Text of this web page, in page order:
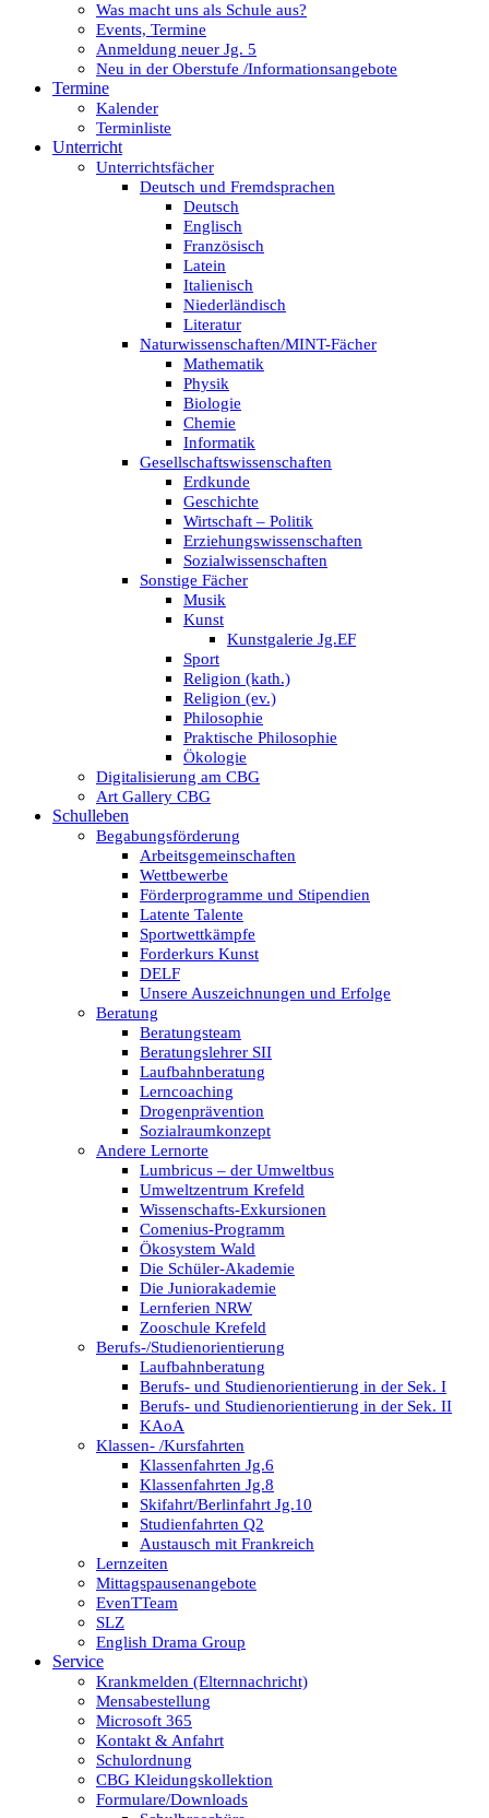
Was macht uns als Schule aus?
Events, Termine
Anmeldung neuer Jg. 5
Neu in der Oberstufe /Informationsangebote
Termine
Kalender
Terminliste
Unterricht
Unterrichtsfächer
Deutsch und Fremdsprachen
Deutsch
Englisch
Französisch
Latein
Italienisch
Niederländisch
Literatur
Naturwissenschaften/MINT-Fächer
Mathematik
Physik
Biologie
Chemie
Informatik
Gesellschaftswissenschaften
Erdkunde
Geschichte
Wirtschaft – Politik
Erziehungswissenschaften
Sozialwissenschaften
Sonstige Fächer
Musik
Kunst
Kunstgalerie Jg.EF
Sport
Religion (kath.)
Religion (ev.)
Philosophie
Praktische Philosophie
Ökologie
Digitalisierung am CBG
Art Gallery CBG
Schulleben
Begabungsförderung
Arbeitsgemeinschaften
Wettbewerbe
Förderprogramme und Stipendien
Latente Talente
Sportwettkämpfe
Forderkurs Kunst
DELF
Unsere Auszeichnungen und Erfolge
Beratung
Beratungsteam
Beratungslehrer SII
Laufbahnberatung
Lerncoaching
Drogenprävention
Sozialraumkonzept
Andere Lernorte
Lumbricus – der Umweltbus
Umweltzentrum Krefeld
Wissenschafts-Exkursionen
Comenius-Programm
Ökosystem Wald
Die Schüler-Akademie
Die Juniorakademie
Lernferien NRW
Zooschule Krefeld
Berufs-/Studienorientierung
Laufbahnberatung
Berufs- und Studienorientierung in der Sek. I
Berufs- und Studienorientierung in der Sek. II
KAoA
Klassen- /Kursfahrten
Klassenfahrten Jg.6
Klassenfahrten Jg.8
Skifahrt/Berlinfahrt Jg.10
Studienfahrten Q2
Austausch mit Frankreich
Lernzeiten
Mittagspausenangebote
EvenTTeam
SLZ
English Drama Group
Service
Krankmelden (Elternnachricht)
Mensabestellung
Microsoft 365
Kontakt & Anfahrt
Schulordnung
CBG Kleidungskollektion
Formulare/Downloads